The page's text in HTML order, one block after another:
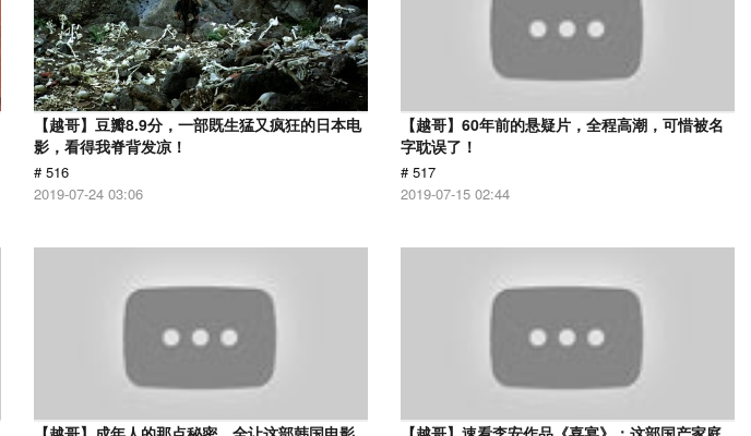
【越哥】豆瓣8.9分，一部既生猛又疯狂的日本电
影，看得我脊背发凉！
# 516
2019-07-24 03:06
【越哥】60年前的悬疑片，全程高潮，可惜被名
字耽误了！
# 517
2019-07-15 02:44